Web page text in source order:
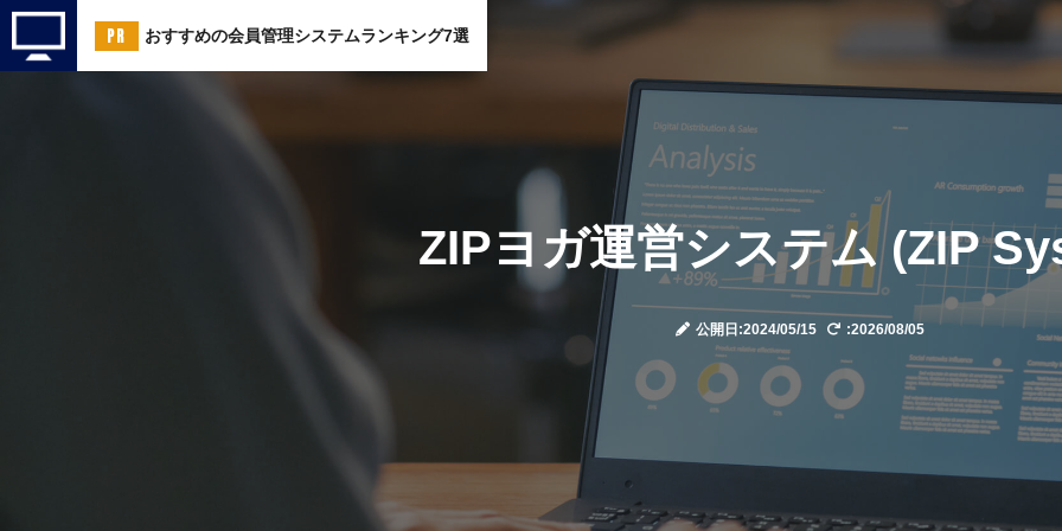
おすすめの会員管理システムランキング7選
ZIPヨガ運営システム (ZIP
公開日:2024/05/15 :2026/08/05